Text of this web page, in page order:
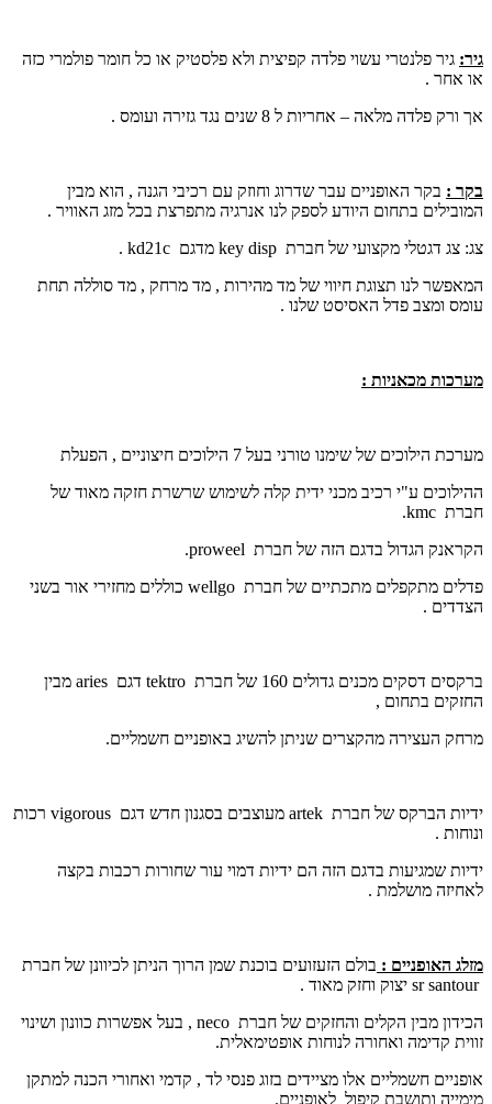
גיר: גיר פלנטרי עשוי פלדה קפיצית ולא פלסטיק או כל חומר פולמרי כזה
או אחר .
אך ורק פלדה מלאה – אחריות ל 8 שנים נגד גזירה ועומס .
בקר : בקר האופניים עבר שדרוג וחוזק עם רכיבי הגנה , הוא מבין
המובילים בתחום היודע לספק לנו אנרגיה מתפרצת בכל מזג האוויר .
צג: צג דגטלי מקצועי של חברת key disp מדגם kd21c
.
המאפשר לנו תצוגת חיווי של מד מהירות , מד מרחק , מד סוללה תחת
עומס ומצב פדל האסיסט שלנו .
מערכות מכאניות :
מערכת הילוכים של שימנו טורני בעל 7 הילוכים חיצוניים , הפעלת
ההילוכים ע"י רכיב מכני ידית קלה לשימוש שרשרת חזקה מאוד של
חברת kmc
.
הקראנק הגדול בדגם הזה של חברת proweel
.
פדלים מתקפלים מתכתיים של חברת wellgo כוללים מחזירי אור בשני
הצדדים .
ברקסים דסקים מכנים גדולים 160 של חברת tektro דגם aries מבין
החזקים בתחום ,
מרחק העצירה מהקצרים שניתן להשיג באופניים חשמליים.
ידיות הברקס של חברת artek מעוצבים בסגנון חדש דגם vigorous רכות
ונוחות .
ידיות שמגיעות בדגם הזה הם ידיות דמוי עור שחורות רכבות בקצה
לאחיזה מושלמת .
מזלג האופניים : בולם הזעזועים בוכנת שמן הרוך הניתן לכיוונן של חברת
sr santour יצוק וחזק מאוד .
הכידון מבין הקלים והחזקים של חברת neco , בעל אפשרות כוונון ושינוי
זווית קדימה ואחורה לנוחות אופטימאלית.
אופניים חשמליים אלו מציידים בזוג פנסי לד , קדמי ואחורי הכנה למתקן
מימייה ותושבת קיפול לאופניים.